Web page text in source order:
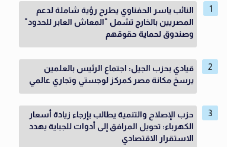
النائب ياسر الحفناوي يطرح رؤية شاملة لدعم
المصريين بالخارج تشمل "المعاش العابر للحدود"
وصندوق لحماية حقوقهم
قيادي بحزب الجيل: اجتماع الرئيس بالعلمين
يرسخ مكانة مصر كمركز لوجستي وتجاري عالمي
حزب الإصلاح والتنمية يطالب بإرجاء زيادة أسعار
الكهرباء: تحويل المرافق إلى أدوات للجباية يهدد
الاستقرار الاقتصادي